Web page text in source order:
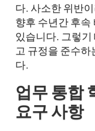
다. 사소한 위반
향후 수년간 후속
있습니다. 그렇
고 규정을 준수
다.
업무 통합
요구 사항